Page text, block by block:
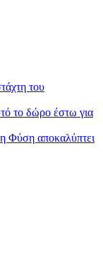
του
το δώρο έστω για
η Φύση αποκαλύπτει